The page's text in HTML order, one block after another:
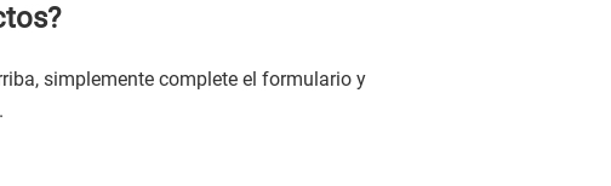
simplemente complete el formulario y